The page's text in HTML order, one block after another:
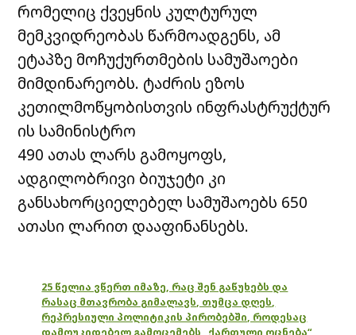
რომელიც ქვეყნის კულტურულ
მემკვიდრეობას წარმოადგენს, ამ
ეტაპზე მოჩუქურთმების სამუშაოები
მიმდინარეობს. ტაძრის ეზოს
კეთილმოწყობისთვის ინფრასტრუქტურ
ის სამინისტრო
490 ათას ლარს გამოყოფს,
ადგილობრივი ბიუჯეტი კი
განსახორციელებელ სამუშაოებს 650
ათასი ლარით დააფინანსებს.
25 წელია ვწერთ იმაზე, რაც შენ გაწუხებს და
რასაც მთავრობა გიმალავს, თუმცა დღეს,
რეპრესიული პოლიტიკის პირობებში, როდესაც